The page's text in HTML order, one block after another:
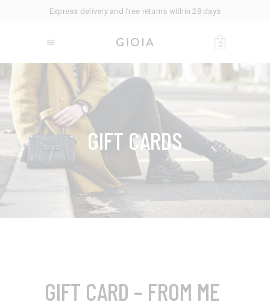
Express delivery and free returns within 28 days
0
GIFT CARDS
GIFT CARD – FROM ME